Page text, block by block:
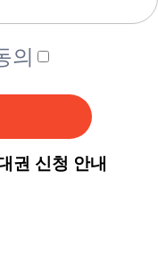
의
권 신청 안내